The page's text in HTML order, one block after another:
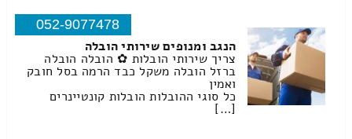
052-9077478
הנגב ומנופים שירותי הובלה
צריך שירותי הובלות ✿ הובלה הובלה
ברזל הובלה משקל כבד הרמה בסל חובק
ואמין
כל סוגי ההובלות הובלות קונטיינרים
[…]